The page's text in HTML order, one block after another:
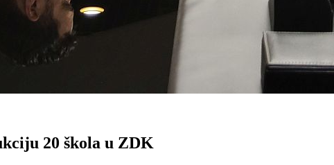
20 škola u ZDK